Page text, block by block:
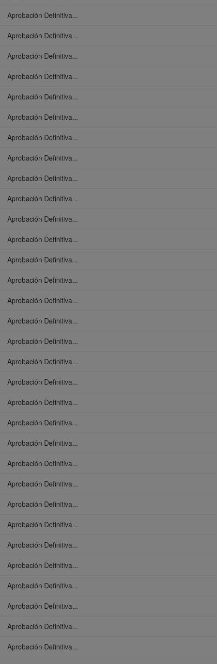
Aprobación Definitiva...
Aprobación Definitiva...
Aprobación Definitiva...
Aprobación Definitiva...
Aprobación Definitiva...
Aprobación Definitiva...
Aprobación Definitiva...
Aprobación Definitiva...
Aprobación Definitiva...
Aprobación Definitiva...
Aprobación Definitiva...
Aprobación Definitiva...
Aprobación Definitiva...
Aprobación Definitiva...
Aprobación Definitiva...
Aprobación Definitiva...
Aprobación Definitiva...
Aprobación Definitiva...
Aprobación Definitiva...
Aprobación Definitiva...
Aprobación Definitiva...
Aprobación Definitiva...
Aprobación Definitiva...
Aprobación Definitiva...
Aprobación Definitiva...
Aprobación Definitiva...
Aprobación Definitiva...
Aprobación Definitiva...
Aprobación Definitiva...
Aprobación Definitiva...
Aprobación Definitiva...
Aprobación Definitiva...